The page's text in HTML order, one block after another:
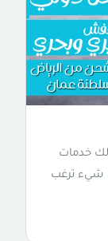
خدمات
شيء ترغب